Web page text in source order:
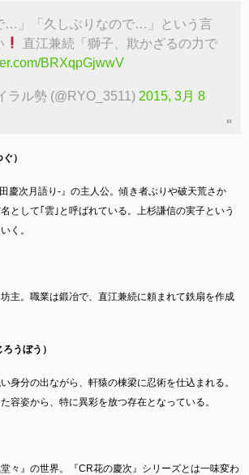
…」「久しぶりなので…」という言
直江兼続「獅子、欺かざるの力で
BRXqpGjwwV
ラル勢 (@RYO_3511) 2015, 3月 8
）
慶次月語り-』の主人公。傾き者ぶりや破天荒さか
として｢雲｣と呼ばれている。上杉謙信の実子という
く。
主。職業は鍛冶で、直江兼続に頼まれて鉄扇を作成
うぼう）
身分の出ながら、軒猿の棟梁に忍術を仕込まれる。
容姿から、特に異彩を放つ存在となっている。
々』の世界。『CR花の慶次』シリーズとは一味変わ